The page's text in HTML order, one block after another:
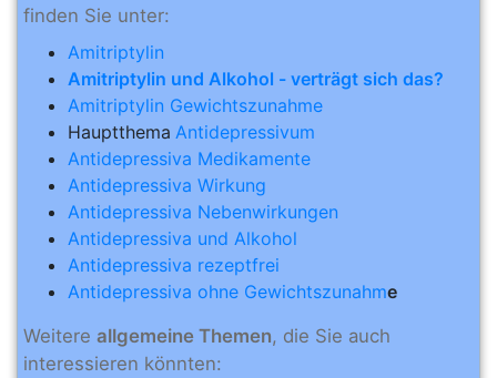
finden Sie unter:
Amitriptylin
Amitriptylin und Alkohol - verträgt sich das?
Amitriptylin Gewichtszunahme
Hauptthema Antidepressivum
Antidepressiva Medikamente
Antidepressiva Wirkung
Antidepressiva Nebenwirkungen
Antidepressiva und Alkohol
Antidepressiva rezeptfrei
Antidepressiva ohne Gewichtszunahme
Weitere allgemeine Themen, die Sie auch
interessieren könnten: